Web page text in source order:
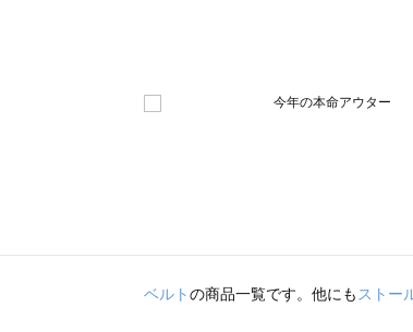
ベルトの商品一覧です。他にも ストー